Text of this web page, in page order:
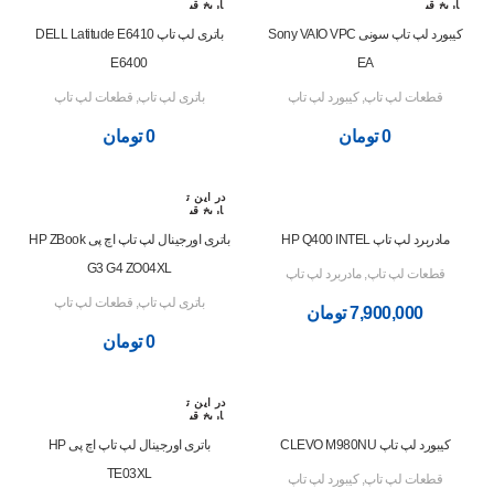
اریخ قب
شده اس
ت
کیبورد لپ تاپ سونی Sony VAIO VPC
EA
قطعات لپ تاپ,کیبورد لپ تاپ
0 تومان
اریخ قب
شده اس
ت
باتری لپ تاپ DELL Latitude E6410
E6400
باتری لپ تاپ, قطعات لپ تاپ
0 تومان
مادربرد لپ تاپ HP Q400 INTEL
قطعات لپ تاپ,مادربرد لپ تاپ
7,900,000 تومان
در این ت
اریخ قب
شده اس
ت
باتری اورجینال لپ تاپ اچ پی HP ZBook
G3 G4 ZO04XL
باتری لپ تاپ, قطعات لپ تاپ
0 تومان
کیبورد لپ تاپ CLEVO M980NU
قطعات لپ تاپ,کیبورد لپ تاپ
در این ت
اریخ قب
شده اس
ت
باتری اورجینال لپ تاپ اچ پی HP
TE03XL